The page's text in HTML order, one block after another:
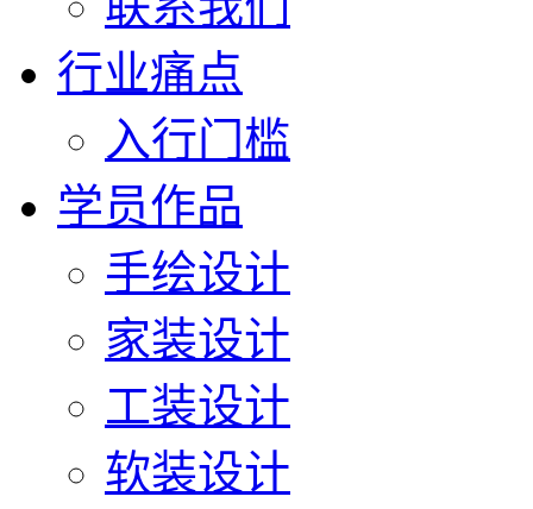
行业痛点
入行门槛
学员作品
手绘设计
家装设计
工装设计
软装设计